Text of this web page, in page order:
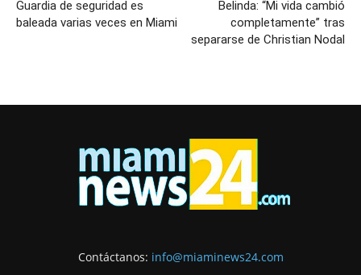
Guardia de seguridad es
baleada varias veces en Miami
Belinda: “Mi vida cambió
completamente” tras
separarse de Christian Nodal
Contáctanos: info@miaminews24.com